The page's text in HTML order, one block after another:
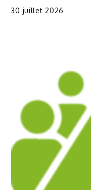
30 juillet 2026